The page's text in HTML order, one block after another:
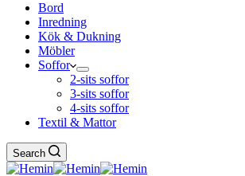
Bord
Inredning
Kök & Dukning
Möbler
Soffor
2-sits soffor
3-sits soffor
4-sits soffor
Textil & Mattor
Search